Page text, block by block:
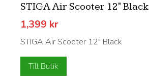
STIGA Air Scooter 12" Black
1,399 kr
STIGA Air Scooter 12" Black
Till Butik